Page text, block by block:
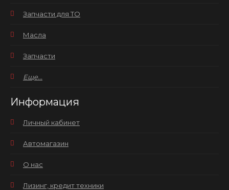
Запчасти для ТО
Масла
Запчасти
Еще...
Информация
Личный кабинет
Автомагазин
О нас
Лизинг, кредит техники